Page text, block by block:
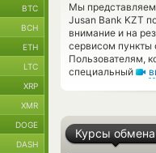
Мы представляем
Jusan Bank KZT
внимание и на
сервисом пункты
Пользователям,
специальный
Курсы обмена
BTC
BCH
ETH
LTC
XRP
XMR
DOGE
DASH